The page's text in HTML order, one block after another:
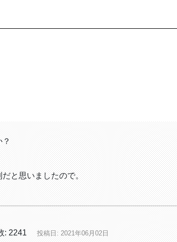
？
と思いましたので。
: 2241 投稿日: 2021年06月02日